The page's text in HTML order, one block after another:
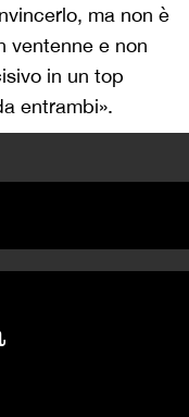
ma non è
ventenne e non
in un top
entrambi».